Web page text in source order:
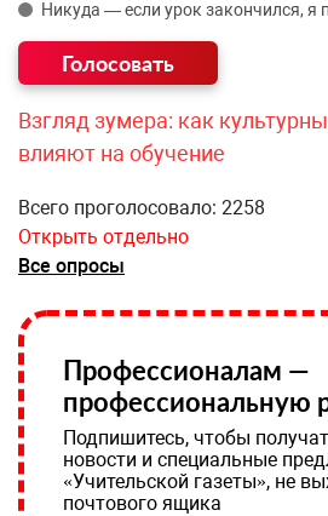
Никуда — если урок закончился, я
Взгляд зумера: как
влияют на обучение
Всего проголосовало: 2258
Открыть отдельно
Все опросы
Профессионалам —
профессиональную
Подпишитесь, чтобы
новости и специальные
«Учительской газеты», не
почтового ящика